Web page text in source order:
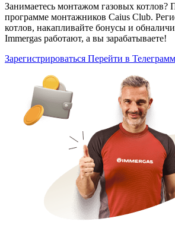
Занимаетесь монтажом газовых котлов?
программе монтажников Caius Club.
котлов, накапливайте бонусы и
Immergas работают, а вы зарабатываете!
Зарегистрироваться Перейти в